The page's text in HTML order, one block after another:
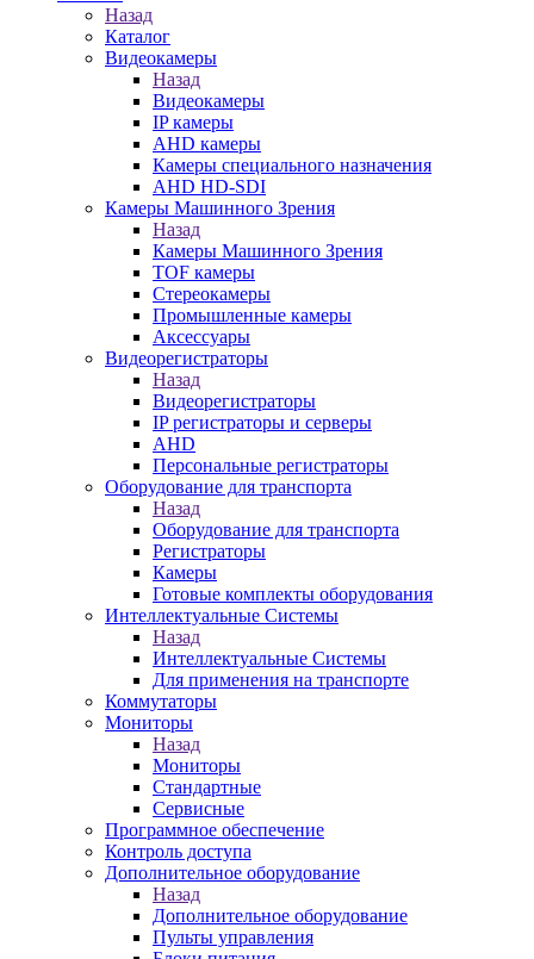
Назад
Каталог
Видеокамеры
Назад
Видеокамеры
IP камеры
AHD камеры
Камеры специального назначения
AHD HD-SDI
Камеры Машинного Зрения
Назад
Камеры Машинного Зрения
TOF камеры
Стереокамеры
Промышленные камеры
Аксессуары
Видеорегистраторы
Назад
Видеорегистраторы
IP регистраторы и серверы
AHD
Персональные регистраторы
Оборудование для транспорта
Назад
Оборудование для транспорта
Регистраторы
Камеры
Готовые комплекты оборудования
Интеллектуальные Системы
Назад
Интеллектуальные Системы
Для применения на транспорте
Коммутаторы
Мониторы
Назад
Мониторы
Стандартные
Сервисные
Программное обеспечение
Контроль доступа
Дополнительное оборудование
Назад
Дополнительное оборудование
Пульты управления